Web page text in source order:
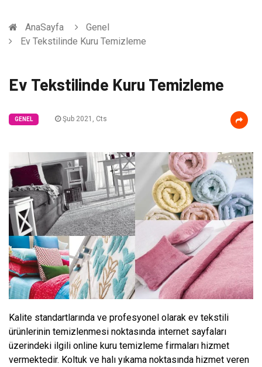
AnaSayfa
Genel
Ev Tekstilinde Kuru Temizleme
Ev Tekstilinde Kuru Temizleme
GENEL Şub 2021, Cts
Kalite standartlarında ve profesyonel olarak ev tekstili
ürünlerinin temizlenmesi noktasında internet sayfaları
üzerindeki ilgili online kuru temizleme firmaları hizmet
vermektedir. Koltuk ve halı yıkama noktasında hizmet veren